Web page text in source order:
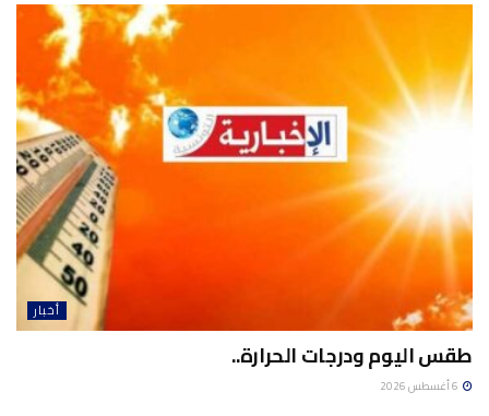
أخبار
طقس اليوم ودرجات الحرارة..